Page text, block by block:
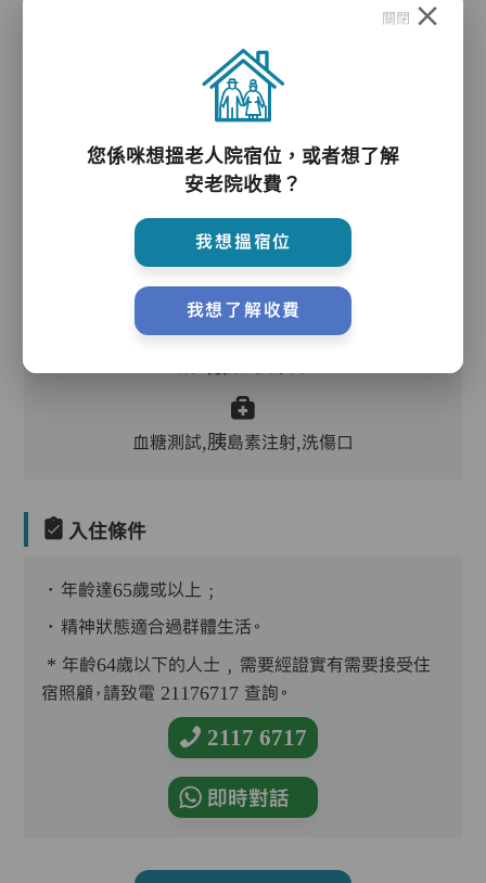
電動床,氣墊床,升降機,防滑扶手,助行器/拐杖,輪
主管,助理員,護理員,保健員,護士,物理治療師,職
護理評估、執藥、核派藥、量度生命表徵、協助沐
血糖測試,胰島素注射,洗傷口
入住條件
．年齡達65歲或以上﹔
．精神狀態適合過群體生活。
* 年齡64歲以下的人士﹐需要經證實有需要接受住
宿照顧，請致電 21176717 查詢。
2117 6717
即時對話
關閉
您係咪想搵老人院宿位，或者想了解
安老院收費？
我想搵宿位
我想了解收費